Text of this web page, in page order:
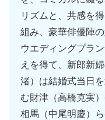
リズムと、共感を
組み、豪華俳優陣
ウエディングプラ
えを得て、新郎新
渚）は結婚式当日
む財津（高橋克実
相馬（中尾明慶）